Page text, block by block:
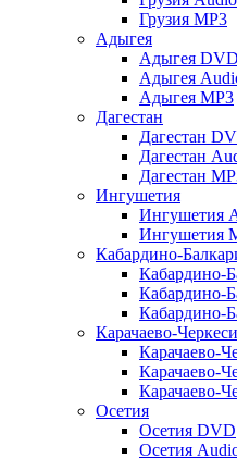
Грузия MP3
Адыгея
Адыгея DVD
Адыгея
Адыгея MP3
Дагестан
Дагестан
Дагестан
Дагестан
Ингушетия
Ингушетия
Ингушетия
Кабардино-
Кабардино-
Кабардино-
Кабардино-
Карачаево-
Карачаево-
Карачаево-
Карачаево-
Осетия
Осетия DVD
Осетия